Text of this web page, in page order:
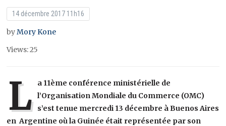
14 décembre 2017 11h16
byMory Kone
Views: 25
L a 11ème conférence ministérielle de
l’Organisation Mondiale du Commerce (OMC)
s’est tenue mercredi 13 décembre à Buenos Aires
en Argentine où la Guinée était représentée par son